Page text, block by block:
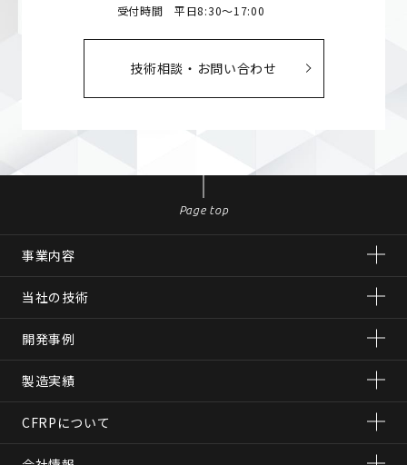
受付時間 平日8:30～17:00
技術相談・お問い合わせ
Page top
事業内容
当社の技術
開発事例
製造実績
CFRPについて